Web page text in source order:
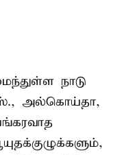
நாடு
அல்கொய்தா,